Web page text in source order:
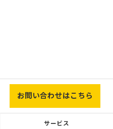
お問い合わせはこちら
サービス